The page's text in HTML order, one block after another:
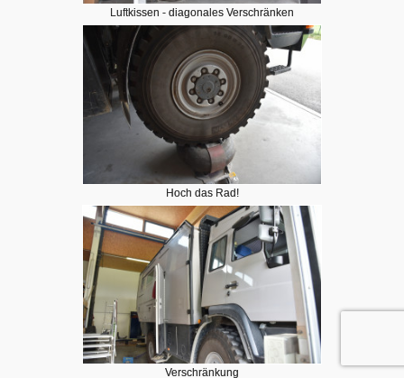
Luftkissen - diagonales Verschränken
Hoch das Rad!
Verschränkung